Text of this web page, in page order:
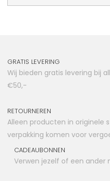
GRATIS LEVERING
Wij bieden gratis levering bij
€50,-
RETOURNEREN
Alleen producten in originele
verpakking komen voor
CADEAUBONNEN
Verwen jezelf of een ander